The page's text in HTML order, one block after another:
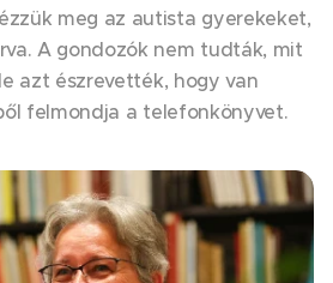
meg az autista gyerekeket,
A gondozók nem tudták, mit
azt észrevették, hogy van
felmondja a telefonkönyvet.